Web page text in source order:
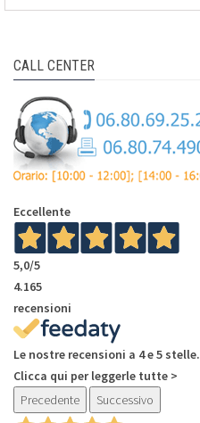
CALL CENTER
Eccellente
5,0/5
4.165
recensioni
Le nostre recensioni a 4 e 5 stelle.
Clicca qui per leggerle tutte >
Precedente
Successivo